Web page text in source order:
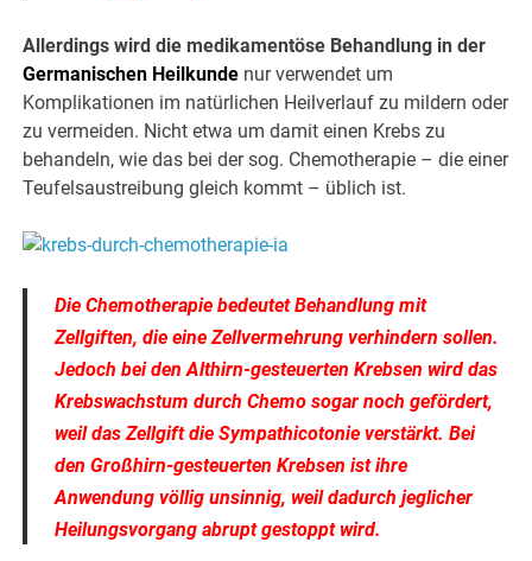
Allerdings wird die medikamentöse Behandlung in der
Germanischen Heilkunde nur verwendet um
Komplikationen im natürlichen Heilverlauf zu mildern oder
zu vermeiden. Nicht etwa um damit einen Krebs zu
behandeln, wie das bei der sog. Chemotherapie – die einer
Teufelsaustreibung gleich kommt – üblich ist.
Die Chemotherapie bedeutet Behandlung mit
Zellgiften, die eine Zellvermehrung verhindern sollen.
Jedoch bei den Althirn-gesteuerten Krebsen wird das
Krebswachstum durch Chemo sogar noch gefördert,
weil das Zellgift die Sympathicotonie verstärkt. Bei
den Großhirn-gesteuerten Krebsen ist ihre
Anwendung völlig unsinnig, weil dadurch jeglicher
Heilungsvorgang abrupt gestoppt wird.